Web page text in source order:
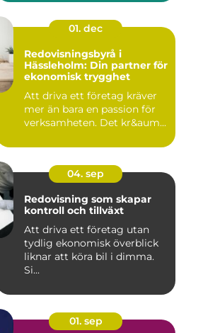
01. dec
Redovisningsbyrå i
Hässleholm: Din partner för
ekonomisk trygghet
Att driva ett företag kräver
mer än bara en passion för
verksamheten. Det kr&aum...
04. sep
Redovisning som skapar
kontroll och tillväxt
Att driva ett företag utan
tydlig ekonomisk överblick
liknar att köra bil i dimma.
Si...
01. sep